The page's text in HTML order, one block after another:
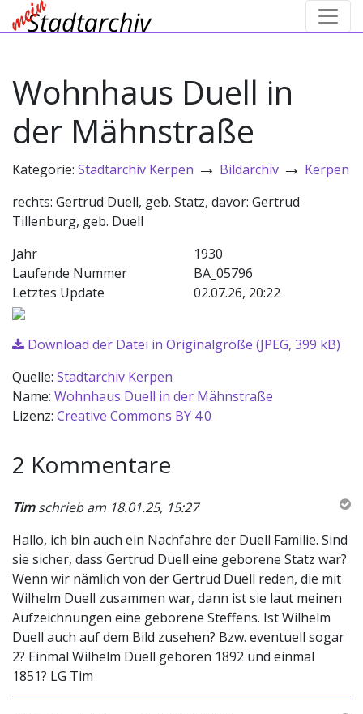
Wohnhaus Duell in
der Mähnstraße
Kategorie: Stadtarchiv Kerpen → Bildarchiv → Kerpen
rechts: Gertrud Duell, geb. Statz, davor: Gertrud
Tillenburg, geb. Duell
Jahr
1930
Laufende Nummer
BA_05796
Letztes Update
02.07.26, 20:22
Download der Datei in Originalgröße (JPEG, 399 kB)
Quelle: Stadtarchiv Kerpen
Name: Wohnhaus Duell in der Mähnstraße
Lizenz: Creative Commons BY 4.0
2 Kommentare
Timschrieb am 18.01.25, 15:27
Hallo, ich bin auch ein Nachfahre der Duell Familie. Sind
sie sicher, dass Gertrud Duell eine geborene Statz war?
Wenn wir nämlich von der Gertrud Duell reden, die mit
Wilhelm Duell zusammen war, dann ist sie laut meinen
Aufzeichnungen eine geborene Steffens. Ist Wilhelm
Duell auch auf dem Bild zusehen? Bzw. eventuell sogar
2? Einmal Wilhelm Duell geboren 1892 und einmal
1851? LG Tim